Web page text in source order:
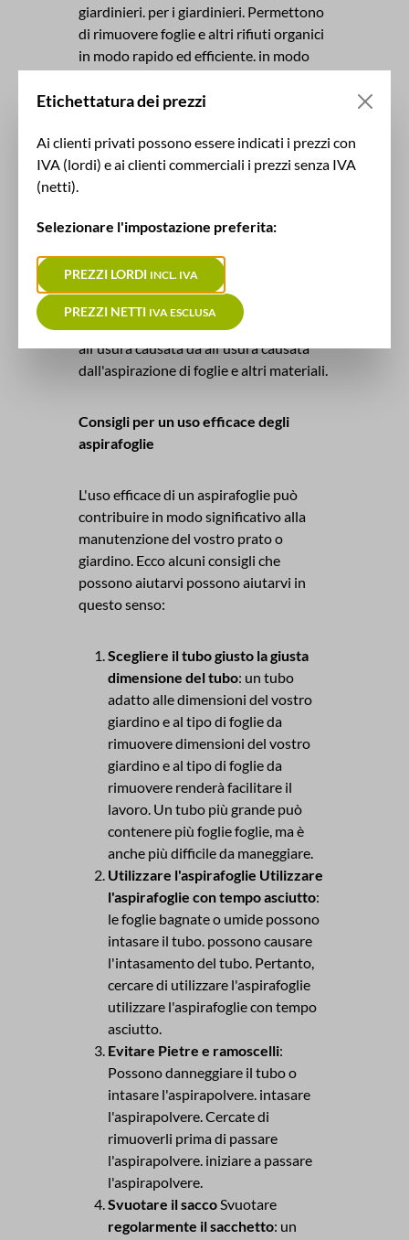
giardinieri. per i giardinieri. Permettono
di rimuovere foglie e altri rifiuti organici
in modo rapido ed efficiente. in modo
migliora l'aspetto visivo ma aiuta anche
la salute del prato. mantenuto.
durevoli per soddisfare i requisiti di
questa speciale applicazione.
applicazione. Sono sufficientemente
flessibili per adattarsi ai movimenti ai
movimenti dell'utilizzatore e resistenti
all'usura causata da all'usura causata
dall'aspirazione di foglie e altri materiali.
Consigli per un uso efficace degli
aspirafoglie
L'uso efficace di un aspirafoglie può
contribuire in modo significativo alla
manutenzione del vostro prato o
giardino. Ecco alcuni consigli che
possono aiutarvi possono aiutarvi in
questo senso:
Scegliere il tubo giusto la giusta
dimensione del tubo: un tubo
adatto alle dimensioni del vostro
giardino e al tipo di foglie da
rimuovere dimensioni del vostro
giardino e al tipo di foglie da
rimuovere renderà facilitare il
lavoro. Un tubo più grande può
contenere più foglie foglie, ma è
anche più difficile da maneggiare.
Utilizzare l'aspirafoglie Utilizzare
l'aspirafoglie con tempo asciutto:
le foglie bagnate o umide possono
intasare il tubo. possono causare
l'intasamento del tubo. Pertanto,
cercare di utilizzare l'aspirafoglie
utilizzare l'aspirafoglie con tempo
asciutto.
Evitare Pietre e ramoscelli:
Possono danneggiare il tubo o
intasare l'aspirapolvere. intasare
l'aspirapolvere. Cercate di
rimuoverli prima di passare
l'aspirapolvere. iniziare a passare
l'aspirapolvere.
Svuotare il saccoSvuotare
regolarmente il sacchetto: un
Etichettatura dei prezzi
Ai clienti privati possono essere indicati i prezzi con
IVA (lordi) e ai clienti commerciali i prezzi senza IVA
(netti).
Selezionare l'impostazione preferita:
PREZZI LORDI INCL. IVA
PREZZI NETTI IVA ESCLUSA